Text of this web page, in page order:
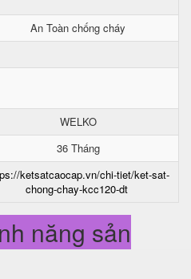
An Toàn chống cháy
WELKO
36 Tháng
ketsatcaocap.vn/chi-tiet/ket-sat-
chong-chay-kcc120-dt
năng sản